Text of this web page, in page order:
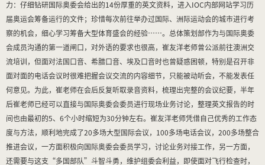
力：仔细钻研国际奥委会给出的14份厚重的英文资料，进入IOC内部网站学习历
届奥运会筹备运行的文件；珍惜每次前往举办过国际、洲际运动会的城市进行考
察的机会，细心学习筹备大型体育盛会的经验……。总体策划部作为与国际奥委
会成员沟通的第一道闸口，对外语的要求也很高，崔友洋老师曾公派前往澳洲交
流培训，但面对法国口音、希腊口音、埃及口音时也曾疑惑困顿，特别是召开非
面对面的电话会议时很难把握会议交流的内容细节，只能被动听会，不能发表任
何意见。为此，崔老师在会后反复听取录音资料，梳理出完整的会议纪要，半年
后崔老师已经可以直接与国际奥委会委员进行现场业务讨论，整理英文报告的时
间也由最初的5、6个小时缩短为30分钟左右。崔友洋老师凭借自己优秀的工作态
度与方法，顺利地完成了20多场大型国际会议，100多场电话会议，200多场整合
推进会议，一方面积极向国际奥委会委员学习，讨论业务对接工作，另一方面，
还需要与这支“多国部队”斗智斗勇，维护组委会利益，即使面对飞行检查时，